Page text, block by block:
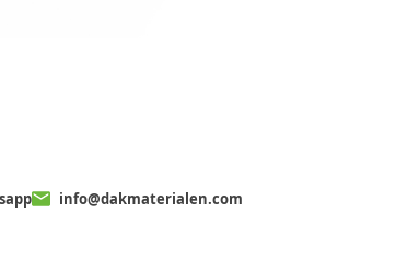
info@dakmaterialen.com